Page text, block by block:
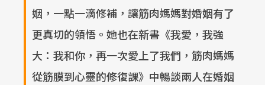
姻，一點一滴修補，讓筋肉媽媽對婚姻有了
更真切的領悟。她也在新書《我愛，我強
大：我和你，再一次愛上了我們，筋肉媽媽
從筋膜到心靈的修復課》中暢談兩人在婚姻